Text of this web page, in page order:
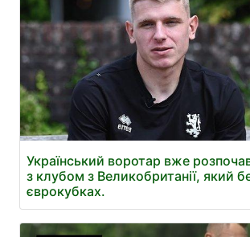
Український воротар вже
з клубом з Великобританії, який
єврокубках.